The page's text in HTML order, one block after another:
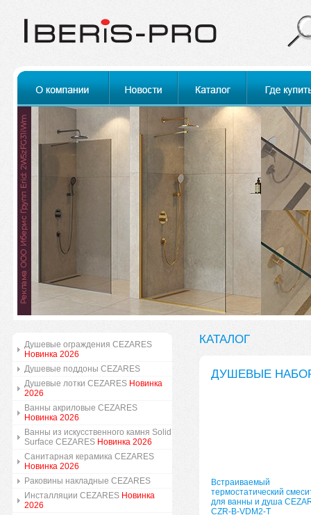
Душевые ограждения CEZARES
Новинка 2026
Душевые поддоны CEZARES
Душевые лотки CEZARES Новинка
2026
Ванны акриловые CEZARES
Новинка 2026
Ванны из искусственного камня Solid
Surface CEZARES Новинка 2026
Санитарная керамика CEZARES
Новинка 2026
Раковины накладные CEZARES
Инсталляции CEZARES Новинка
2026
КАТАЛОГ
ДУШЕВЫЕ
Встраиваемый
термостатический
для ванны и душа
CZR-B-VDM2-T